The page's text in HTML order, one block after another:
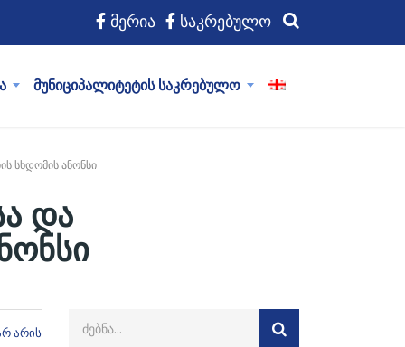
მერია საკრებულო
მუნიციპალიტეტის საკრებულო
სხდომის ანონსი
და
არის